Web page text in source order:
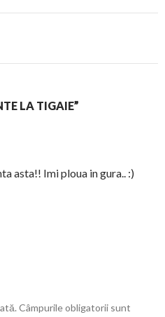
LA TIGAIE”
asta!! Imi ploua in gura.. :)
Câmpurile obligatorii sunt